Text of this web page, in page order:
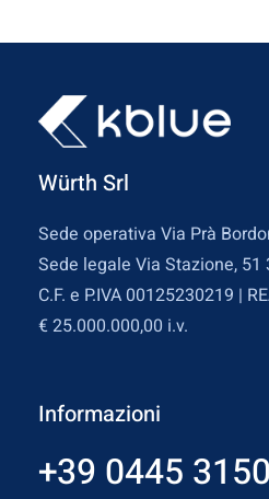
Würth Srl
Sede operativa Via Prà
Sede legale Via Stazione, 51
C.F. e P.IVA 00125230219 |
€ 25.000.000,00 i.v.
Informazioni
+39 0445